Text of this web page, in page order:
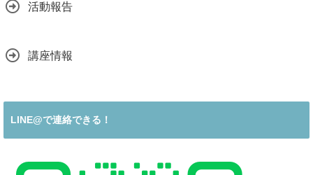
活動報告
講座情報
LINE@で連絡できる！